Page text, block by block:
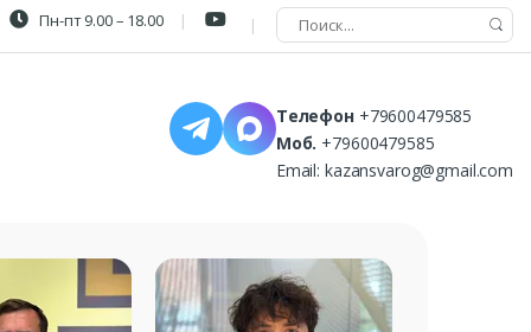
Пн-пт 9.00 – 18.00
Телефон +79600479585
Моб. +79600479585
Email: kazansvarog@gmail.com